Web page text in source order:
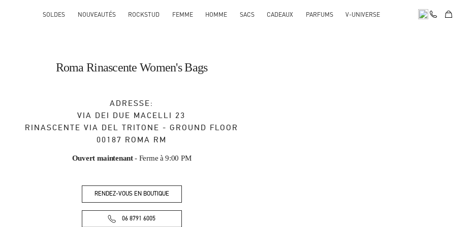
SOLDES NOUVEAUTÉS ROCKSTUD FEMME HOMME SACS CADEAUX PARFUMS V-UNIVERSE
Roma Rinascente Women's Bags
ADRESSE:
VIA DEI DUE MACELLI 23
RINASCENTE VIA DEL TRITONE - GROUND FLOOR
00187 ROMA RM
Ouvert maintenant- Ferme à 9:00 PM
RENDEZ-VOUS EN BOUTIQUE
06 8791 6005